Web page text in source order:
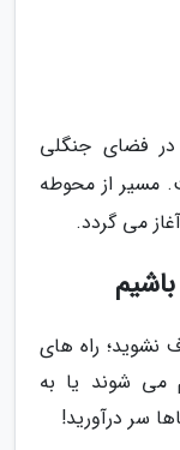
در فضای جنگلی
مسیر از محوطه
نشوید؛ راه های
شوند یا به
سر درآورید!